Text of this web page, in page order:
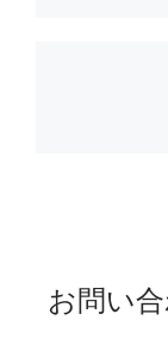
お問い